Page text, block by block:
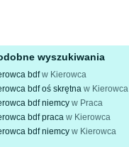
wyszukiwania
bdf w Kierowca
bdf oś skrętna w Kierowca
bdf niemcy w Praca
bdf praca w Kierowca
bdf niemcy w Kierowca